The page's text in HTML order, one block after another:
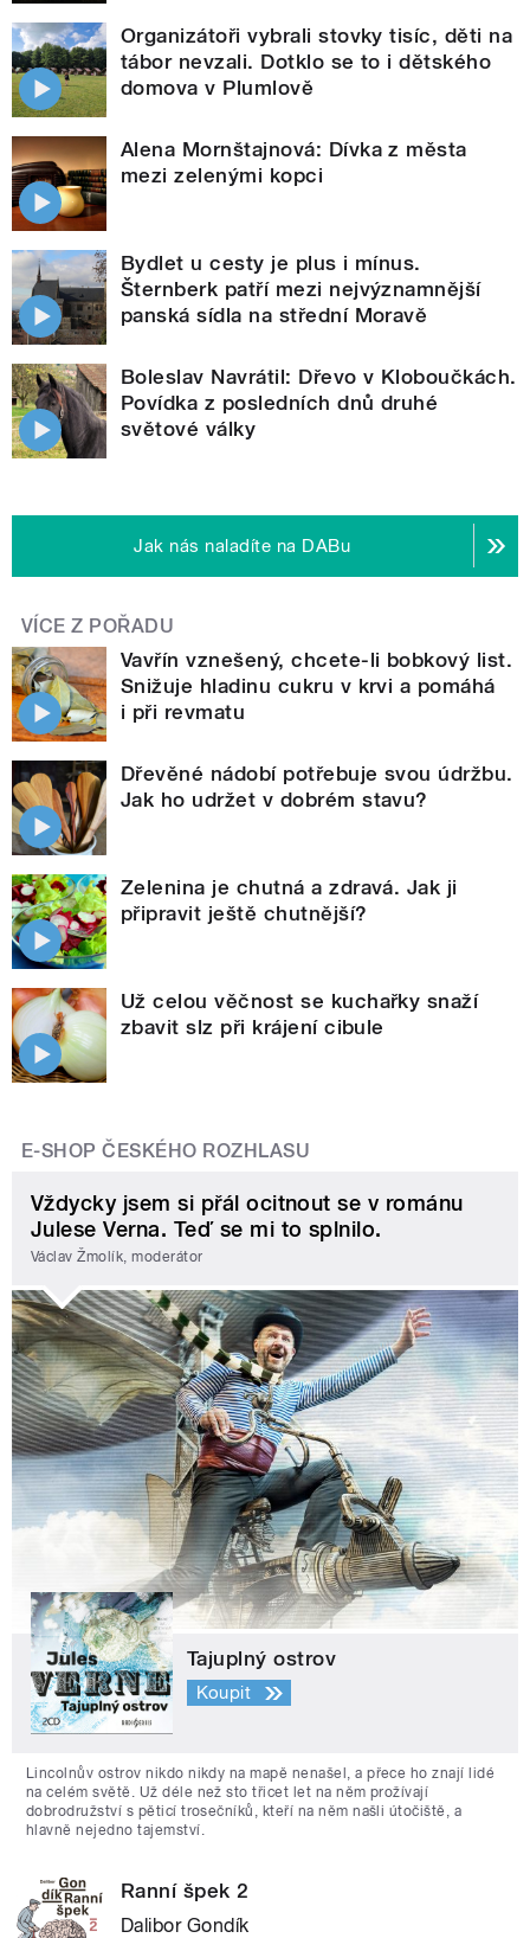
Organizátoři vybrali stovky tisíc, děti na
tábor nevzali. Dotklo se to i dětského
domova v Plumlově
Alena Mornštajnová: Dívka z města
mezi zelenými kopci
Bydlet u cesty je plus i mínus.
Šternberk patří mezi nejvýznamnější
panská sídla na střední Moravě
Boleslav Navrátil: Dřevo v Kloboučkách.
Povídka z posledních dnů druhé
světové války
Jak nás naladíte na DABu
VÍCE Z POŘADU
Vavřín vznešený, chcete-li bobkový list.
Snižuje hladinu cukru v krvi a pomáhá
i při revmatu
Dřevěné nádobí potřebuje svou údržbu.
Jak ho udržet v dobrém stavu?
Zelenina je chutná a zdravá. Jak ji
připravit ještě chutnější?
Už celou věčnost se kuchařky snaží
zbavit slz při krájení cibule
E-SHOP ČESKÉHO ROZHLASU
Vždycky jsem si přál ocitnout se v románu
Julese Verna. Teď se mi to splnilo.
Václav Žmolík, moderátor
Tajuplný ostrov
Koupit
Lincolnův ostrov nikdo nikdy na mapě nenašel, a přece ho znají lidé
na celém světě. Už déle než sto třicet let na něm prožívají
dobrodružství s pěticí trosečníků, kteří na něm našli útočiště, a
hlavně nejedno tajemství.
Ranní špek 2
Dalibor Gondík